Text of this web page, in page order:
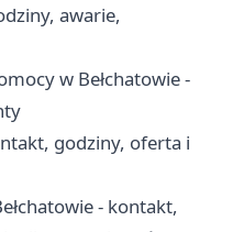
awarie,
w Bełchatowie -
godziny, oferta i
- kontakt,